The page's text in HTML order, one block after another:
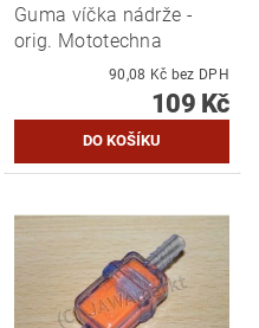
Guma víčka nádrže -
orig. Mototechna
90,08 Kč bez DPH
109 Kč